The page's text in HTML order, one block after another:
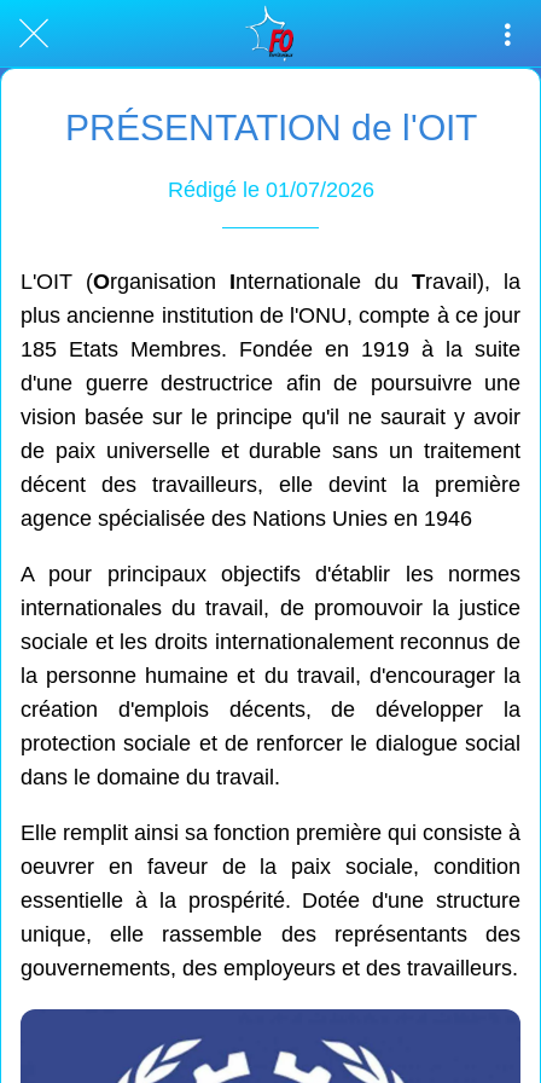
PRÉSENTATION de l'OIT
Rédigé le 01/07/2026
L'OIT (Organisation Internationale du Travail), la
plus ancienne institution de l'ONU, compte à ce jour
185 Etats Membres. Fondée en 1919 à la suite
d'une guerre destructrice afin de poursuivre une
vision basée sur le principe qu'il ne saurait y avoir
de paix universelle et durable sans un traitement
décent des travailleurs, elle devint la première
agence spécialisée des Nations Unies en 1946
A pour principaux objectifs d'établir les normes
internationales du travail, de promouvoir la justice
sociale et les droits internationalement reconnus de
la personne humaine et du travail, d'encourager la
création d'emplois décents, de développer la
protection sociale et de renforcer le dialogue social
dans le domaine du travail.
Elle remplit ainsi sa fonction première qui consiste à
oeuvrer en faveur de la paix sociale, condition
essentielle à la prospérité. Dotée d'une structure
unique, elle rassemble des représentants des
gouvernements, des employeurs et des travailleurs.